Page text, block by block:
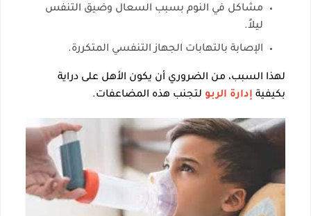
مشاكل في النوم بسبب السعال وضيق التنفس
ليلاً.
الإصابة بالتهابات الجهاز التنفسي المتكررة.
لهذا السبب، من الضروري أن يكون الأهل على دراية
بكيفية إدارة الربو لتجنب هذه المضاعفات.